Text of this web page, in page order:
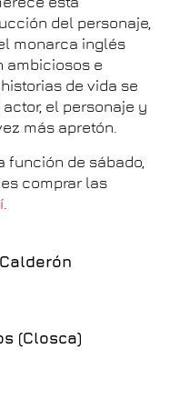
del personaje,
monarca inglés
ambiciosos e
de vida se
el personaje y
más apretón.
función de sábado,
comprar las
.
(Closca)